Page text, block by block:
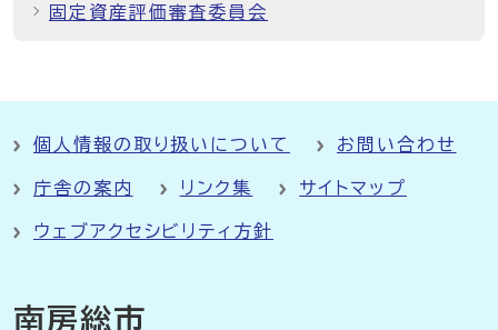
固定資産評価審査委員会
個人情報の取り扱いについて お問い合わせ
庁舎の案内 リンク集 サイトマップ
ウェブアクセシビリティ方針
南房総市